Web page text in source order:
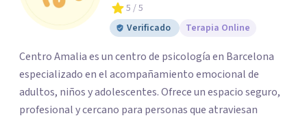
5 / 5
Verificado
Terapia Online
Centro Amalia es un centro de psicología en Barcelona
especializado en el acompañamiento emocional de
adultos, niños y adolescentes. Ofrece un espacio seguro,
profesional y cercano para personas que atraviesan